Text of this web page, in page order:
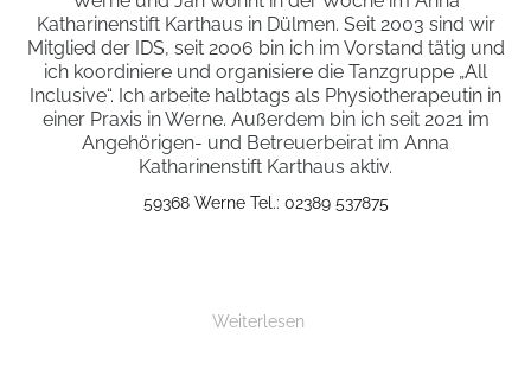
Katharinenstift Karthaus in Dülmen. Seit 2003 sind wir
Mitglied der IDS, seit 2006 bin ich im Vorstand tätig und
ich koordiniere und organisiere die Tanzgruppe „All
Inclusive“. Ich arbeite halbtags als Physiotherapeutin in
einer Praxis in Werne. Außerdem bin ich seit 2021 im
Angehörigen- und Betreuerbeirat im Anna
Katharinenstift Karthaus aktiv.
59368 Werne Tel.: 02389 537875
Weiterlesen